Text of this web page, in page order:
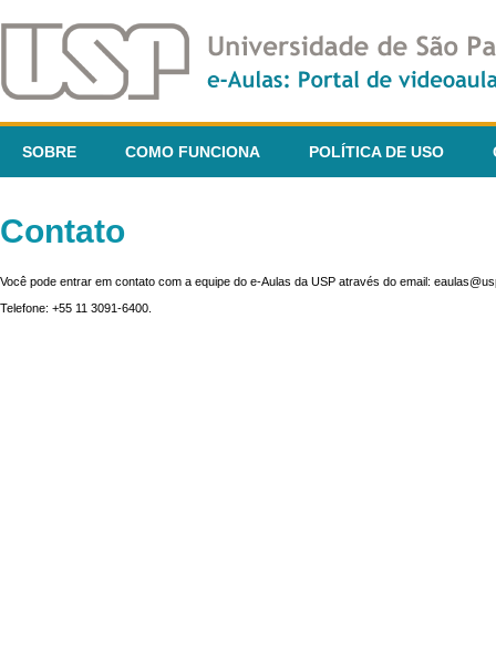
SOBRE COMO FUNCIONA POLÍTICA DE USO
Contato
Você pode entrar em contato com a equipe do e-Aulas da USP através do email:
Telefone: +55 11 3091-6400.